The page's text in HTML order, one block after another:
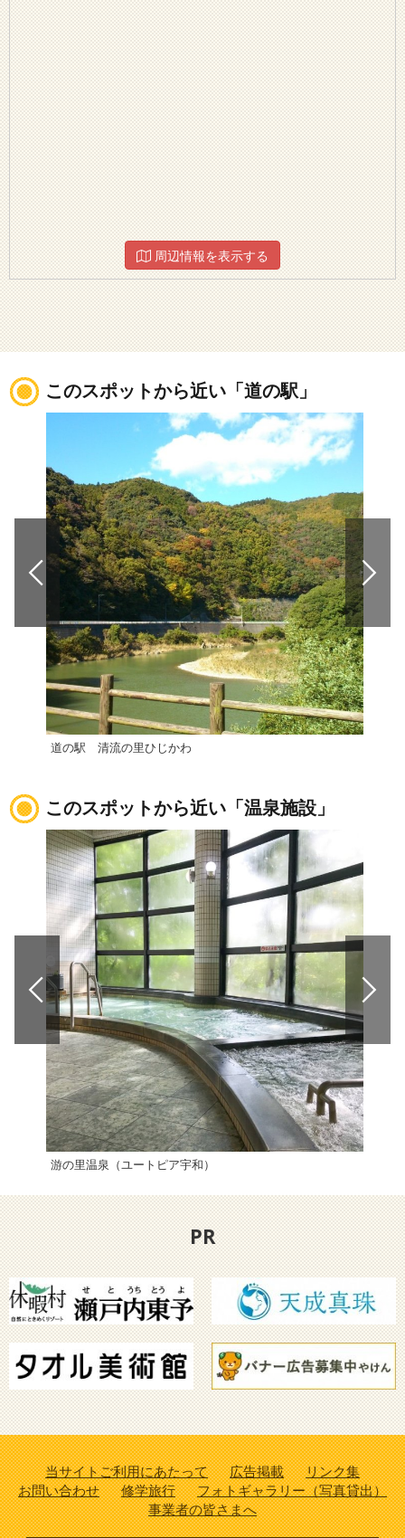
周辺情報を表示する
このスポットから近い「道の駅」
道の駅 清流の里ひじかわ
このスポットから近い「温泉施設」
游の里温泉（ユートピア宇和）
PR
当サイトご利用にあたって 広告掲載
リンク集
お問い合わせ
修学旅行
フォトギャラリー（写真貸出）
事業者の皆さまへ